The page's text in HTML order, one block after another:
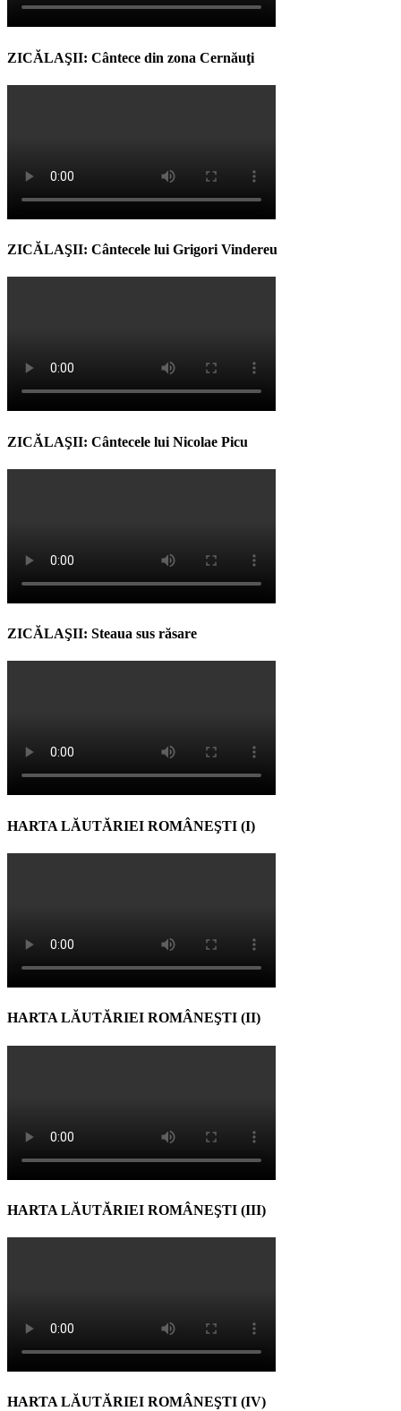
ZICĂLAŞII: Cântece din zona Cernăuţi
ZICĂLAŞII: Cântecele lui Grigori Vindereu
ZICĂLAŞII: Cântecele lui Nicolae Picu
ZICĂLAŞII: Steaua sus răsare
HARTA LĂUTĂRIEI ROMÂNEŞTI (I)
HARTA LĂUTĂRIEI ROMÂNEŞTI (II)
HARTA LĂUTĂRIEI ROMÂNEŞTI (III)
HARTA LĂUTĂRIEI ROMÂNEŞTI (IV)